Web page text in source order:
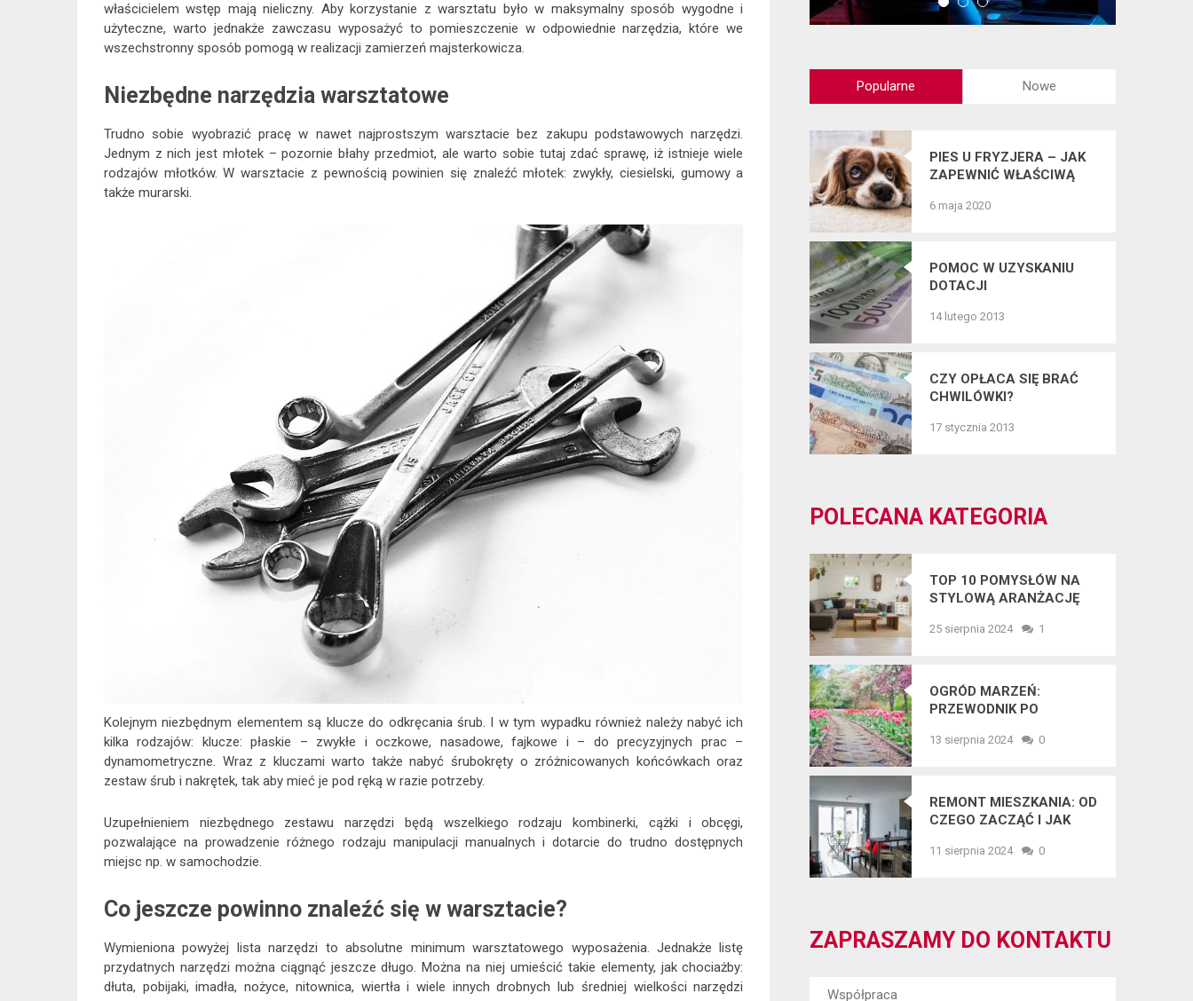
właścicielem wstęp mają nieliczny. Aby korzystanie z warsztatu było w maksymalny sposób wygodne i
użyteczne, warto jednakże zawczasu wyposażyć to pomieszczenie w odpowiednie narzędzia, które we
wszechstronny sposób pomogą w realizacji zamierzeń majsterkowicza.
Niezbędne narzędzia warsztatowe
Trudno sobie wyobrazić pracę w nawet najprostszym warsztacie bez zakupu podstawowych narzędzi.
Jednym z nich jest młotek – pozornie błahy przedmiot, ale warto sobie tutaj zdać sprawę, iż istnieje wiele
rodzajów młotków. W warsztacie z pewnością powinien się znaleźć młotek: zwykły, ciesielski, gumowy a
także murarski.
Kolejnym niezbędnym elementem są klucze do odkręcania śrub. I w tym wypadku również należy nabyć ich
kilka rodzajów: klucze: płaskie – zwykłe i oczkowe, nasadowe, fajkowe i – do precyzyjnych prac –
dynamometryczne. Wraz z kluczami warto także nabyć śrubokręty o zróżnicowanych końcówkach oraz
zestaw śrub i nakrętek, tak aby mieć je pod ręką w razie potrzeby.
Uzupełnieniem niezbędnego zestawu narzędzi będą wszelkiego rodzaju kombinerki, cążki i obcęgi,
pozwalające na prowadzenie różnego rodzaju manipulacji manualnych i dotarcie do trudno dostępnych
miejsc np. w samochodzie.
Co jeszcze powinno znaleźć się w warsztacie?
Wymieniona powyżej lista narzędzi to absolutne minimum warsztatowego wyposażenia. Jednakże listę
przydatnych narzędzi można ciągnąć jeszcze długo. Można na niej umieścić takie elementy, jak chociażby:
dłuta, pobijaki, imadła, nożyce, nitownica, wiertła i wiele innych drobnych lub średniej wielkości narzędzi
Popularne Nowe
PIES U FRYZJERA – JAK
ZAPEWNIĆ WŁAŚCIWĄ
CZWORONOGÓW?
6 maja 2020
POMOC W UZYSKANIU
DOTACJI
14 lutego 2013
CZY OPŁACA SIĘ BRAĆ
CHWILÓWKI?
17 stycznia 2013
POLECANA KATEGORIA
TOP 10 POMYSŁÓW NA
STYLOWĄ ARANŻACJĘ
25 sierpnia 2024 1
OGRÓD MARZEŃ:
PRZEWODNIK PO
TRENDACH
13 sierpnia 2024 0
REMONT MIESZKANIA: OD
CZEGO ZACZĄĆ I JAK
11 sierpnia 2024 0
ZAPRASZAMY DO KONTAKTU
Współpraca